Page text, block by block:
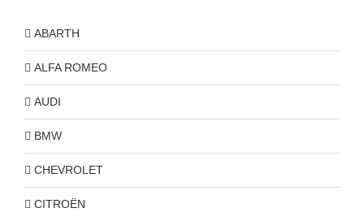
ABARTH
ALFA ROMEO
AUDI
BMW
CHEVROLET
CITROËN